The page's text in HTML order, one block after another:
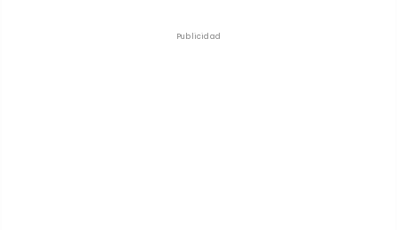
Publicidad